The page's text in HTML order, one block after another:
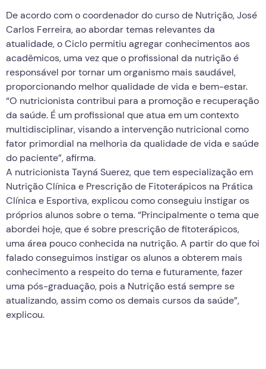
De acordo com o coordenador do curso de Nutrição, José
Carlos Ferreira, ao abordar temas relevantes da
atualidade, o Ciclo permitiu agregar conhecimentos aos
acadêmicos, uma vez que o profissional da nutrição é
responsável por tornar um organismo mais saudável,
proporcionando melhor qualidade de vida e bem-estar.
“O nutricionista contribui para a promoção e recuperação
da saúde. É um profissional que atua em um contexto
multidisciplinar, visando a intervenção nutricional como
fator primordial na melhoria da qualidade de vida e saúde
do paciente”, afirma.
A nutricionista Tayná Suerez, que tem especialização em
Nutrição Clínica e Prescrição de Fitoterápicos na Prática
Clínica e Esportiva, explicou como conseguiu instigar os
próprios alunos sobre o tema. “Principalmente o tema que
abordei hoje, que é sobre prescrição de fitoterápicos,
uma área pouco conhecida na nutrição. A partir do que foi
falado conseguimos instigar os alunos a obterem mais
conhecimento a respeito do tema e futuramente, fazer
uma pós-graduação, pois a Nutrição está sempre se
atualizando, assim como os demais cursos da saúde”,
explicou.